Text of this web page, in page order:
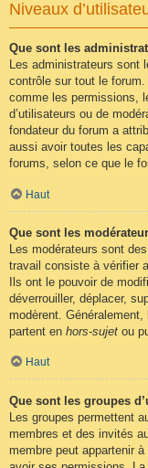
Niveaux
Que sont les
Les administrateurs
contrôle sur tout le
comme les permissions,
d’utilisateurs ou de
fondateur du forum a
aussi avoir toutes les
forums, selon ce que le
Haut
Que sont les
Les modérateurs sont
travail consiste à vérifier
Ils ont le pouvoir de
déverrouiller, déplacer,
modèrent.
partent en hors-sujet ou
Haut
Que sont les groupes
Les groupes permettent
membres et des invités
membre peut appartenir